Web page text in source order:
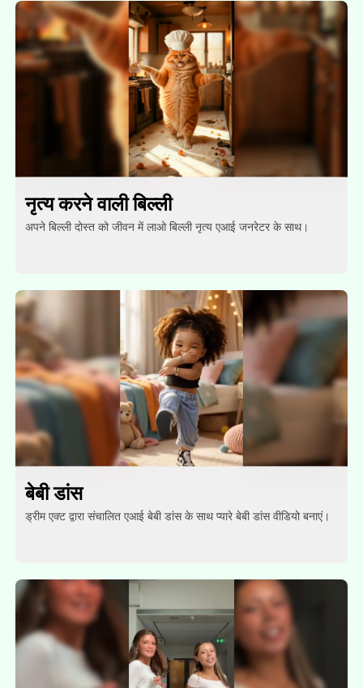
नृत्य करने वाली बिल्ली
अपने बिल्ली दोस्त को जीवन में लाओ बिल्ली नृत्य एआई जनरेटर के साथ।
बेबी डांस
ड्रीम एक्ट द्वारा संचालित एआई बेबी डांस के साथ प्यारे बेबी डांस वीडियो बनाएं।